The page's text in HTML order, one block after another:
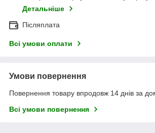
Детальніше
Післяплата
Всі умови оплати
Умови повернення
Повернення товару впродовж 14 днів за
Всі умови повернення